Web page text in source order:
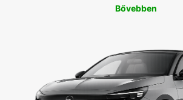
Bővebben